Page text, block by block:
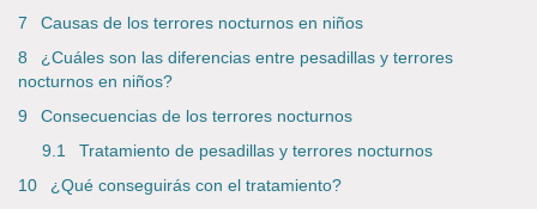
Causas de los terrores nocturnos en niños
¿Cuáles son las diferencias entre pesadillas y terrores
nocturnos en niños?
Consecuencias de los terrores nocturnos
Tratamiento de pesadillas y terrores nocturnos
¿Qué conseguirás con el tratamiento?